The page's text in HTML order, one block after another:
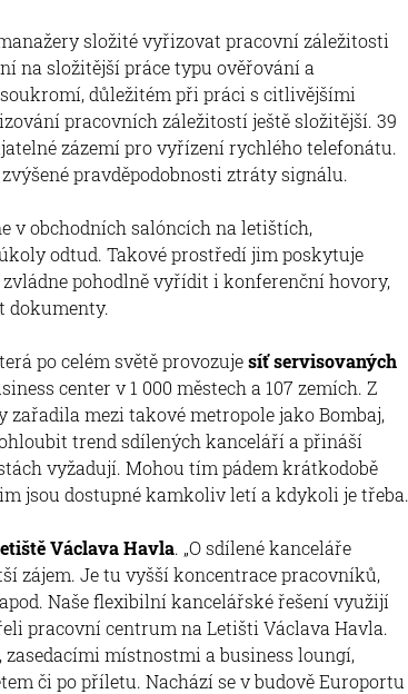
složité vyřizovat pracovní záležitosti
na složitější práce typu ověřování a
důležitém při práci s citlivějšími
pracovních záležitostí ještě složitější. 39
zázemí pro vyřízení rychlého telefonátu.
pravděpodobnosti ztráty signálu.
v obchodních salóncích na letištích,
odtud. Takové prostředí jim poskytuje
pohodlně vyřídit i konferenční hovory,
dokumenty.
po celém světě provozujesíť servisovaných
center v 1 000 městech a 107 zemích. Z
zařadila mezi takové metropole jako Bombaj,
trend sdílených kanceláří a přináší
vyžadují. Mohou tím pádem krátkodobě
jsou dostupné kamkoliv letí a kdykoli je třeba.
Václava Havla. „O sdílené kanceláře
zájem. Je tu vyšší koncentrace pracovníků,
Naše flexibilní kancelářské řešení využijí
pracovní centrum na Letišti Václava Havla.
místnostmi a business loungí,
či po příletu. Nachází se v budově Europortu